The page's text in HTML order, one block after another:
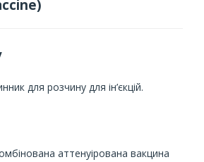
для розчину для ін’єкцій.
аттенуірована вакцина